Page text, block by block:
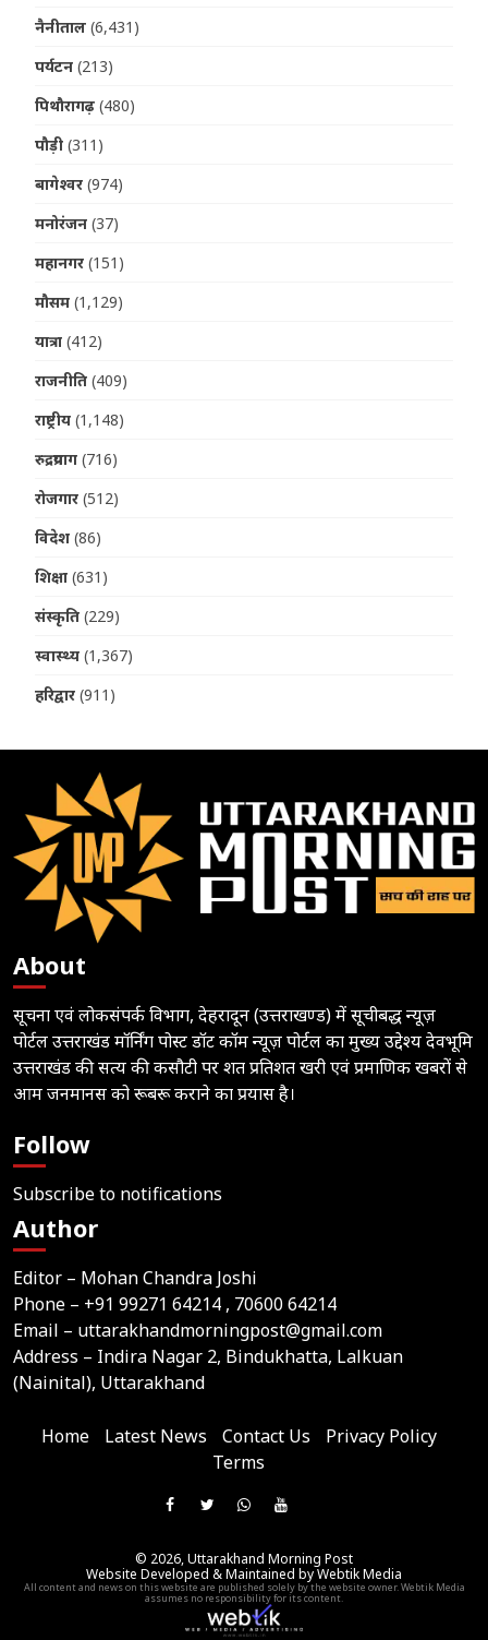
नैनीताल (6,431)
पर्यटन (213)
पिथौरागढ़ (480)
पौड़ी (311)
बागेश्वर (974)
मनोरंजन (37)
महानगर (151)
मौसम (1,129)
यात्रा (412)
राजनीति (409)
राष्ट्रीय (1,148)
रुद्रप्रयाग (716)
रोजगार (512)
विदेश (86)
शिक्षा (631)
संस्कृति (229)
स्वास्थ्य (1,367)
हरिद्वार (911)
About
सूचना एवं लोकसंपर्क विभाग, देहरादून (उत्तराखण्ड) में सूचीबद्ध न्यूज़
पोर्टल उत्तराखंड मॉर्निंग पोस्ट डॉट कॉम न्यूज़ पोर्टल का मुख्य उद्देश्य देवभूमि
उत्तराखंड की सत्य की कसौटी पर शत प्रतिशत खरी एवं प्रमाणिक खबरों से
आम जनमानस को रूबरू कराने का प्रयास है।
Follow
Subscribe to notifications
Author
Editor – Mohan Chandra Joshi
Phone – +91 99271 64214 , 70600 64214
Email – uttarakhandmorningpost@gmail.com
Address – Indira Nagar 2, Bindukhatta, Lalkuan
(Nainital), Uttarakhand
Home Latest News Contact Us
Privacy Policy
Terms
Like
On
Facebook
Follow
On
Twitter
Join
WhatsApp
Group
Subscribe
YouTube
Channel
on
Telegram
© 2026,Uttarakhand Morning Post
Website Developed & Maintained by Webtik Media
All content and news on this website are published solely by the website owner. Webtik Media
assumes no responsibility for its content.